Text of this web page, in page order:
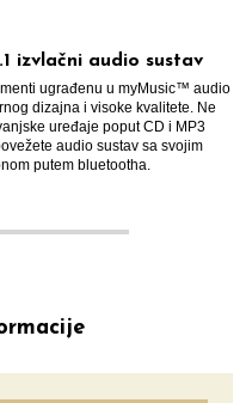
izvlačni audio sustav
ugrađenu u myMusic™ audio
dizajna i visoke kvalitete. Ne
uređaje poput CD i MP3
audio sustav sa svojim
putem bluetootha.
6 7 8